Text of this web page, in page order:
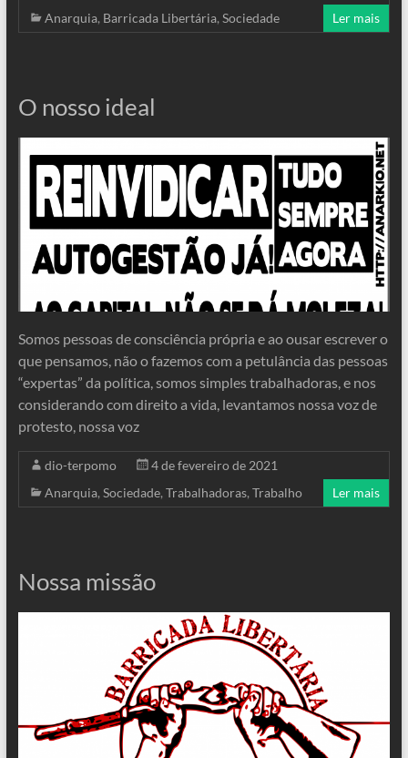
Anarquia, Barricada Libertária, Sociedade Ler mais
O nosso ideal
Somos pessoas de consciência própria e ao ousar escrever o
que pensamos, não o fazemos com a petulância das pessoas
“expertas” da política, somos simples trabalhadoras, e nos
considerando com direito a vida, levantamos nossa voz de
protesto, nossa voz
dio-terpomo
4 de fevereiro de 2021
Anarquia, Sociedade, Trabalhadoras, Trabalho Ler mais
Nossa missão